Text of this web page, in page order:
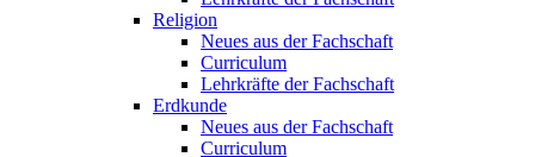
Religion
Neues aus der Fachschaft
Curriculum
Lehrkräfte der Fachschaft
Erdkunde
Neues aus der Fachschaft
Curriculum